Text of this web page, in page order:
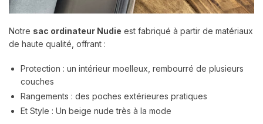
Notre sac ordinateur Nudie est fabriqué à partir de matériaux
de haute qualité, offrant :
Protection : un intérieur moelleux, rembourré de plusieurs
couches
Rangements : des poches extérieures pratiques
Et Style : Un beige nude très à la mode